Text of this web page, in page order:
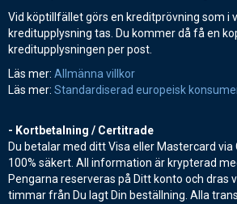
Vid köptillfället görs en kreditprövning som i
kreditupplysning tas. Du kommer då få en
kreditupplysningen per post.
Läs mer: Allmänna villkor
Läs mer: Standardiserad europeisk
- Kortbetalning / Certitrade
Du betalar med ditt Visa eller Mastercard
100% säkert. All information är krypterad
Pengarna reserveras på Ditt konto och dras
timmar från Du lagt Din beställning. Alla